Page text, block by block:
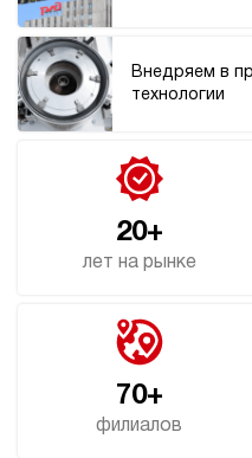
Внедряем в
технологии
20+
лет на рынке
70+
филиалов